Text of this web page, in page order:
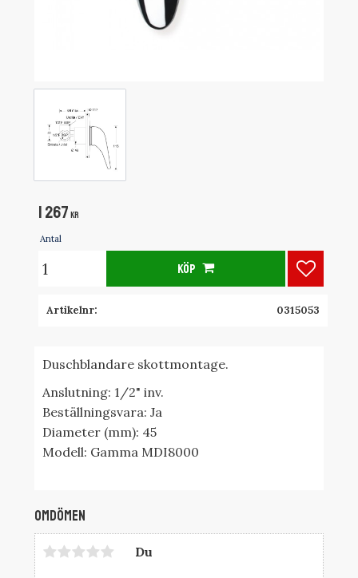
1 267 KR
Antal
KÖP Lägg
Artikelnr 0315053
Duschblandare skottmontage.
Anslutning: 1/2" inv.
Beställningsvara: Ja
Diameter (mm): 45
Modell: Gamma MDI8000
Omdömen
Du